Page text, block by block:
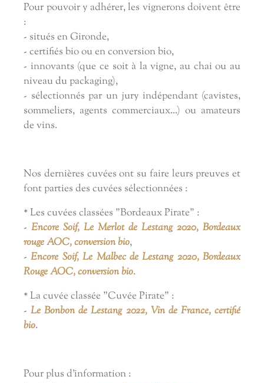
Pour pouvoir y adhérer, les vignerons doivent être
:
- situés en Gironde,
- certifiés bio ou en conversion bio,
- innovants (que ce soit à la vigne, au chai ou au
niveau du packaging),
- sélectionnés par un jury indépendant (cavistes,
sommeliers, agents commerciaux...) ou amateurs
de vins.
Nos dernières cuvées ont su faire leurs preuves et
font parties des cuvées sélectionnées :
* Les cuvées classées "Bordeaux Pirate" :
- Encore Soif, Le Merlot de Lestang 2020, Bordeaux
rouge AOC, conversion bio,
-Encore Soif, Le Malbec de Lestang 2020, Bordeaux
Rouge AOC, conversion bio.
* La cuvée classée "Cuvée Pirate" :
-Le Bonbon de Lestang 2022, Vin de France, certifié
bio.
Pour plus d'information :